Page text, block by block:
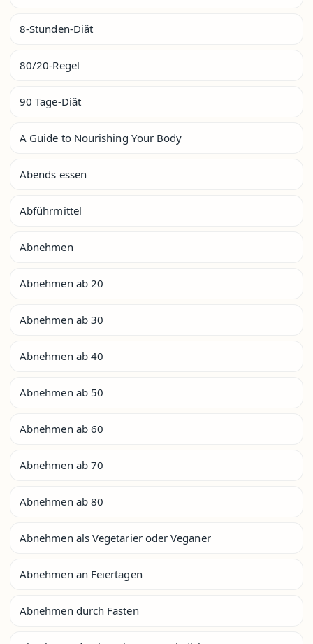
8-Stunden-Diät
80/20-Regel
90 Tage-Diät
A Guide to Nourishing Your Body
Abends essen
Abführmittel
Abnehmen
Abnehmen ab 20
Abnehmen ab 30
Abnehmen ab 40
Abnehmen ab 50
Abnehmen ab 60
Abnehmen ab 70
Abnehmen ab 80
Abnehmen als Vegetarier oder Veganer
Abnehmen an Feiertagen
Abnehmen durch Fasten